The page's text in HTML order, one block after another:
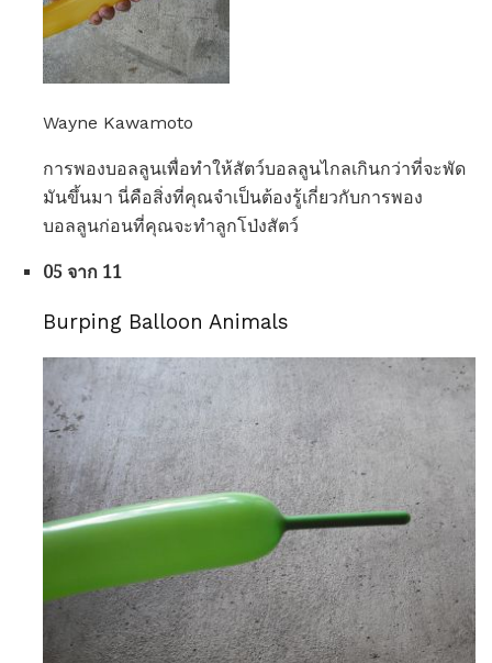
Wayne Kawamoto
การพองบอลลูนเพื่อทำให้สัตว์บอลลูนไกลเกินกว่าที่จะพัด
มันขึ้นมา นี่คือสิ่งที่คุณจำเป็นต้องรู้เกี่ยวกับการพอง
บอลลูนก่อนที่คุณจะทำลูกโป่งสัตว์
05 จาก 11
Burping Balloon Animals